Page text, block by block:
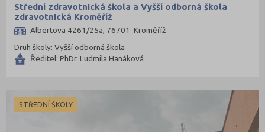
Střední zdravotnická škola a Vyšší odborná škola
zdravotnická Kroměříž
Albertova 4261/25a, 76701 Kroměříž
Druh školy: Vyšší odborná škola
Ředitel: PhDr. Ludmila Hanáková
STŘEDNÍ ŠKOLY